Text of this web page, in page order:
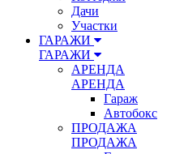
Дачи
Участки
ГАРАЖИ
ГАРАЖИ
АРЕНДА
АРЕНДА
Гараж
Автобокс
ПРОДАЖА
ПРОДАЖА